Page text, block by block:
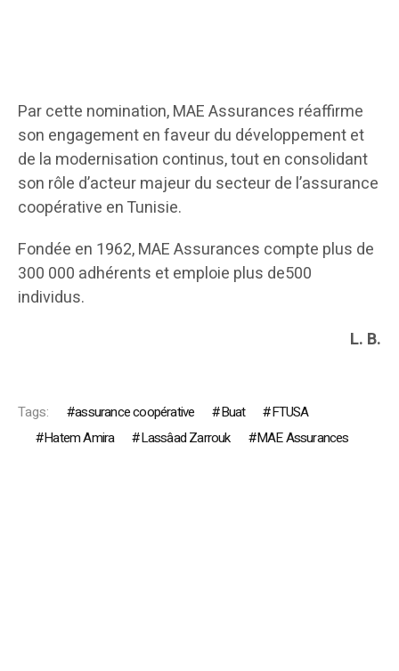
Par cette nomination, MAE Assurances réaffirme
son engagement en faveur du développement et
de la modernisation continus, tout en consolidant
son rôle d’acteur majeur du secteur de l’assurance
coopérative en Tunisie.
Fondée en 1962, MAE Assurances compte plus de
300 000 adhérents et emploie plus de500
individus.
L. B.
Tags: assurance coopérative Buat
FTUSA
Hatem Amira
Lassâad Zarrouk MAE Assurances